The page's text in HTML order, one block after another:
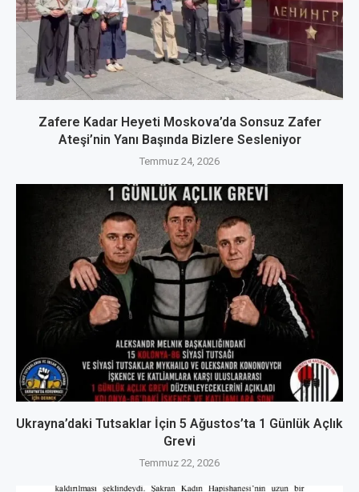
Zafere Kadar Heyeti Moskova’da Sonsuz Zafer
Ateşi’nin Yanı Başında Bizlere Sesleniyor
Temmuz 24, 2026
Ukrayna’daki Tutsaklar İçin 5 Ağustos’ta 1 Günlük Açlık
Grevi
Temmuz 22, 2026